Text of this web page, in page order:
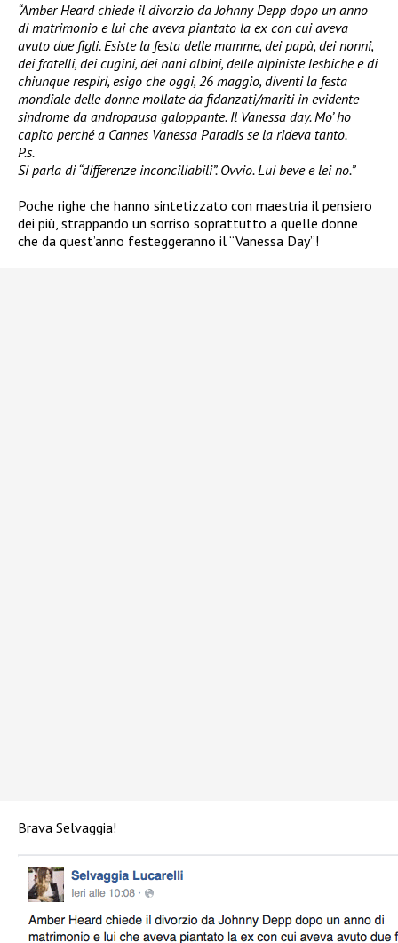
“Amber Heard chiede il divorzio da Johnny Depp dopo un anno
di matrimonio e lui che aveva piantato la ex con cui aveva
avuto due figli. Esiste la festa delle mamme, dei papà, dei nonni,
dei fratelli, dei cugini, dei nani albini, delle alpiniste lesbiche e di
chiunque respiri, esigo che oggi, 26 maggio, diventi la festa
mondiale delle donne mollate da fidanzati/mariti in evidente
sindrome da andropausa galoppante. Il Vanessa day. Mo’ ho
capito perché a Cannes Vanessa Paradis se la rideva tanto.
P.s.
Si parla di “differenze inconciliabili”. Ovvio. Lui beve e lei no.”
Poche righe che hanno sintetizzato con maestria il pensiero
dei più, strappando un sorriso soprattutto a quelle donne
che da quest’anno festeggeranno il “Vanessa Day”!
Brava Selvaggia!